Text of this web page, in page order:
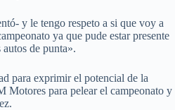
y le tengo respeto a si que voy a
ya que pude estar presente
autos de punta».
para exprimir el potencial de la
Motores para pelear el campeonato y